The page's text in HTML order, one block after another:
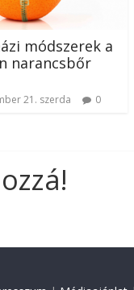
módszerek a
narancsbőr
21. szerda 0